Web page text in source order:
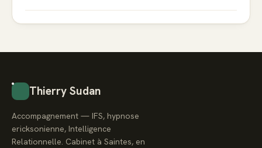
Thierry Sudan
Accompagnement — IFS, hypnose
ericksonienne, Intelligence
Relationnelle. Cabinet à Saintes, en